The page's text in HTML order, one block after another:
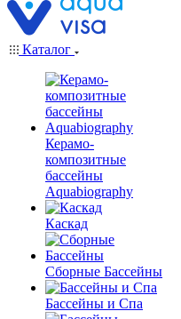
Каталог
Керамо-
композитные
бассейны
Aquabiography
Каскад
Сборные Бассейны
Бассейны и Спа